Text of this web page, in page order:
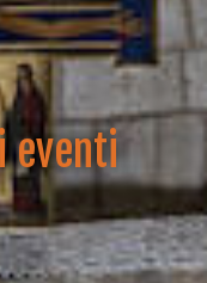
eventi